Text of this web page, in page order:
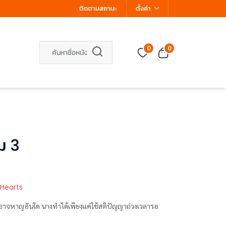
ติดตามสถานะ ตั้งค่า
0 0
3
าจหาญอันใด นางทำได้เพียงแค่ใช้สติปัญญาถ่วงเวลารอ